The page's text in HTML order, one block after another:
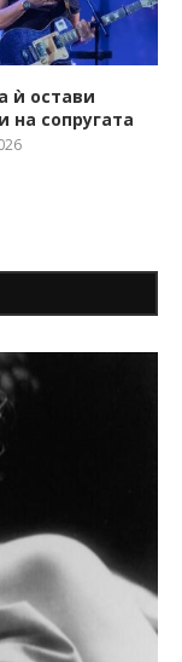
ѝ остави
на сопругата